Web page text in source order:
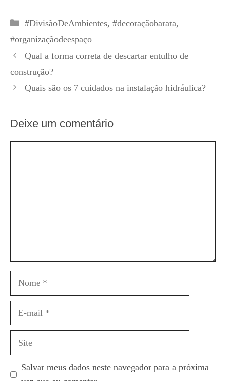
Categorias
#DivisãoDeAmbientes, #decoraçãobarata,
#organizaçãodeespaço
Qual a forma correta de descartar entulho de
construção?
Quais são os 7 cuidados na instalação hidráulica?
Deixe um comentário
Nome
Site
Salvar meus dados neste navegador para a próxima